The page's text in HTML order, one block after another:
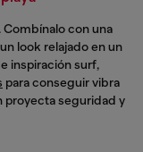
Combínalo con una
look relajado en un
inspiración surf,
para conseguir vibra
proyecta seguridad y